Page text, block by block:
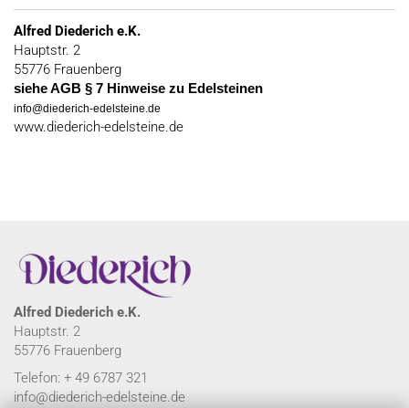
Alfred Diederich e.K.
Hauptstr. 2
55776 Frauenberg
siehe AGB § 7 Hinweise zu Edelsteinen
info@diederich-edelsteine.de
www.diederich-edelsteine.de
Alfred Diederich e.K.
Hauptstr. 2
55776 Frauenberg
Telefon: + 49 6787 321
info@diederich-edelsteine.de